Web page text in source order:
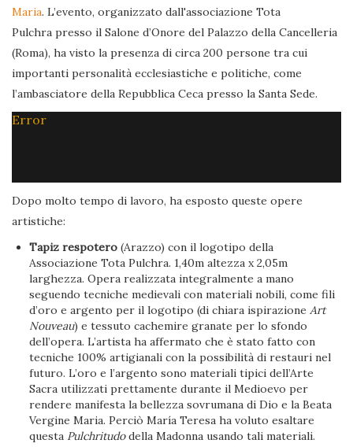
Maria. L’evento, organizzato dall'associazione Tota
Pulchra presso il Salone d’Onore del Palazzo della Cancelleria
(Roma), ha visto la presenza di circa 200 persone tra cui
importanti personalità ecclesiastiche e politiche, come
l’ambasciatore della Repubblica Ceca presso la Santa Sede.
Error
Dopo molto tempo di lavoro, ha esposto queste opere
artistiche:
Tapiz respotero (Arazzo) con il logotipo della
Associazione Tota Pulchra. 1,40m altezza x 2,05m
larghezza. Opera realizzata integralmente a mano
seguendo tecniche medievali con materiali nobili, come fili
d’oro e argento per il logotipo (di chiara ispirazioneArt
Nouveau) e tessuto cachemire granate per lo sfondo
dell’opera. L’artista ha affermato che è stato fatto con
tecniche 100% artigianali con la possibilità di restauri nel
futuro. L’oro e l’argento sono materiali tipici dell’Arte
Sacra utilizzati prettamente durante il Medioevo per
rendere manifesta la bellezza sovrumana di Dio e la Beata
Vergine Maria. Perciò María Teresa ha voluto esaltare
questa Pulchritudodella Madonna usando tali materiali.